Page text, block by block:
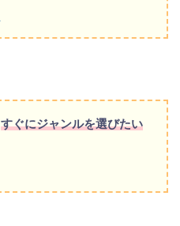
すぐにジャンルを選びたい